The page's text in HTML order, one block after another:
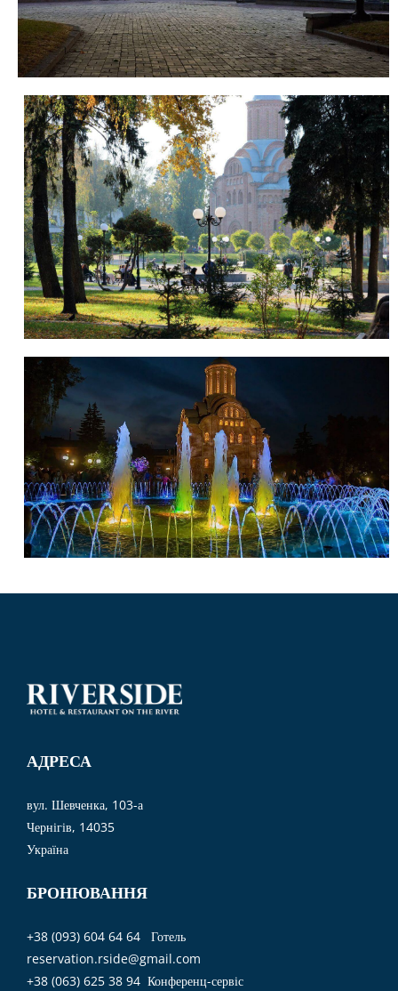
АДРЕСА
вул. Шевченка, 103-а
Чернігів, 14035
Україна
БРОНЮВАННЯ
+38 (093) 604 64 64 Готель
reservation.rside@gmail.com
+38 (063) 625 38 94 Конференц-сервіс